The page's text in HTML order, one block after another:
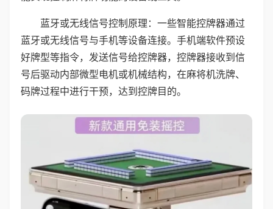
蓝牙或无线信号控制原理：一些智能控牌器通过
蓝牙或无线信号与手机等设备连接。手机端软件预设
好牌型等指令，发送信号给控牌器，控牌器接收到信
号后驱动内部微型电机或机械结构，在麻将机洗牌、
码牌过程中进行干预，达到控牌目的。